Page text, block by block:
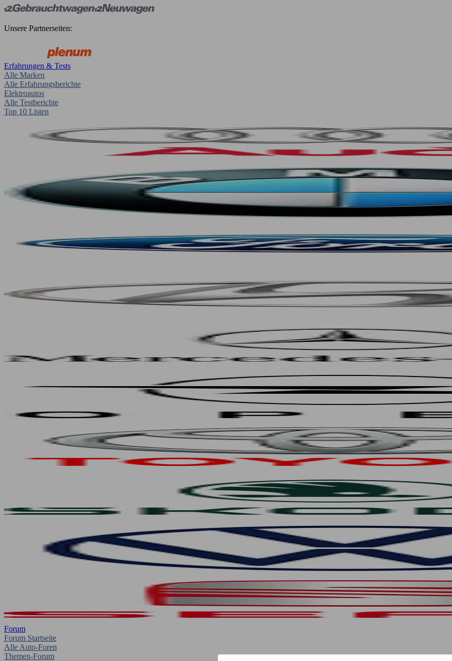
Unsere Partnerseiten:
Erfahrungen & Tests
Alle Marken
Alle Erfahrungsberichte
Elektroautos
Alle Testberichte
Top 10 Listen
Forum
Forum Startseite
Alle Auto-Foren
Themen-Forum